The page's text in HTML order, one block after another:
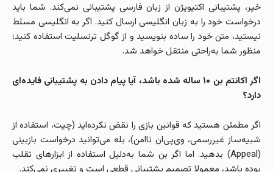
خیر، پشتیبانی اکتیویژن از زبان فارسی پشتیبانی نمی‌کند. شما باید
درخواست خود را به زبان انگلیسی ارسال کنید. اگر به انگلیسی مسلط
نیستید، متن خود را ساده بنویسید و از گوگل ترنسلیت استفاده کنید؛
منظور شما به‌راحتی منتقل خواهد شد.
اگر اکانتم بن ۱۰ ساله شده باشد، آیا پیام دادن به پشتیبانی فایده‌ای
دارد؟
اگر مطمئن هستید که قوانین بازی را نقض نکرده‌اید (چیت، استفاده از
شبیه‌ساز غیررسمی، وی‌پی‌ان ناامن)، بله می‌توانید درخواست بازبینی
(Appeal) بدهید. اما اگر بن شما به‌دلیل استفاده از ابزارهای تقلب